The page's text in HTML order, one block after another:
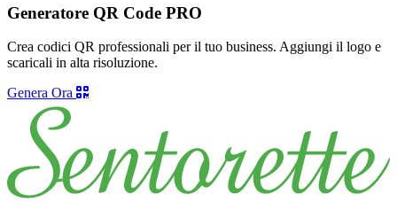
Generatore QR Code PRO
Crea codici QR professionali per il tuo business. Aggiungi il logo e
scaricali in alta risoluzione.
Genera Ora